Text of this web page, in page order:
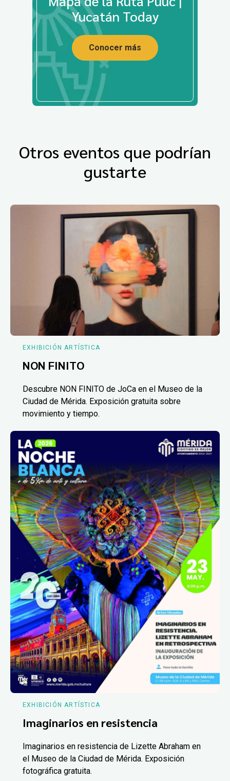
Yucatán Today
Conocer más
Otros eventos que podrían
gustarte
EXHIBICIÓN ARTÍSTICA
NON FINITO
Descubre NON FINITO de JoCa en el Museo de la
Ciudad de Mérida. Exposición gratuita sobre
movimiento y tiempo.
EXHIBICIÓN ARTÍSTICA
Imaginarios en resistencia
Imaginarios en resistencia de Lizette Abraham en
el Museo de la Ciudad de Mérida. Exposición
fotográfica gratuita.